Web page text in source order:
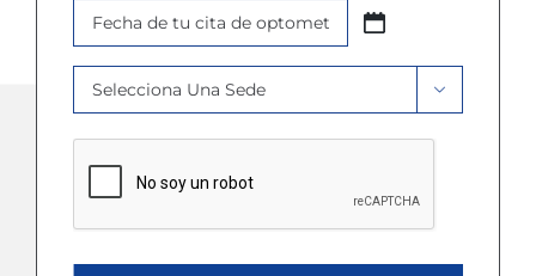
Fecha
Cita
AAAA
barra
MM
Sede
*

CAPTCHA